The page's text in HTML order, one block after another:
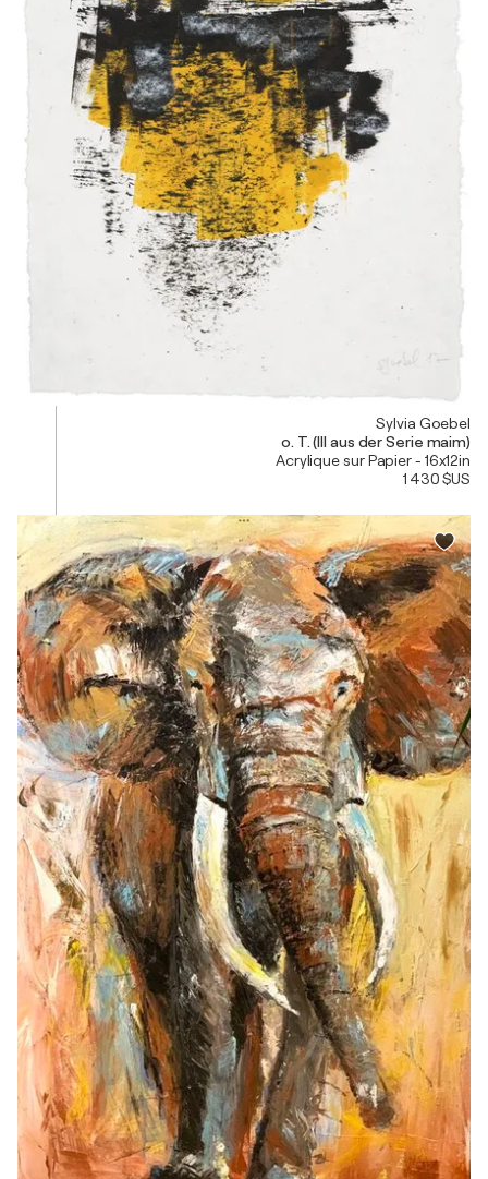
Sylvia Goebel
o. T. (III aus der Serie maim)
Acrylique sur Papier - 16x12in
1 430 $US